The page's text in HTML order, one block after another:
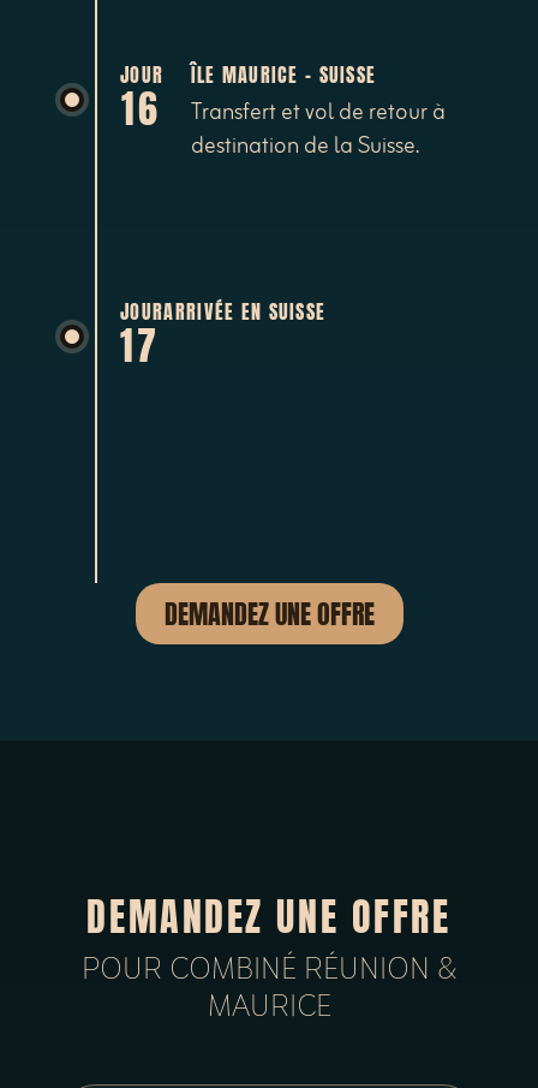
dauphins, blue safari à bord d'un
sous-marin etc...
JOUR
16
ÎLE MAURICE - SUISSE
Transfert et vol de retour à
destination de la Suisse.
JOUR
17
ARRIVÉE EN SUISSE
DEMANDEZ UNE OFFRE
DEMANDEZ UNE OFFRE
POUR COMBINÉ RÉUNION &
MAURICE